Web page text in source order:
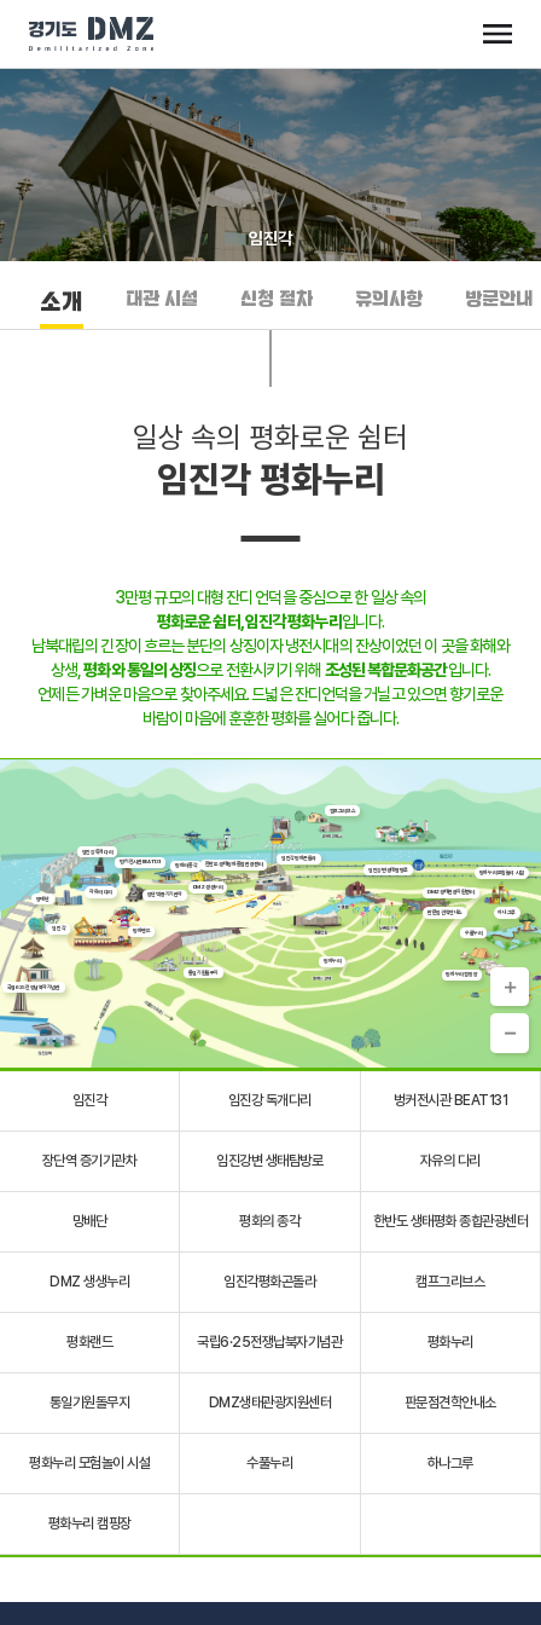
임진각
소개 대관 시설 신청 절차 유의사항 방문안내
일상 속의 평화로운 쉼터
임진각 평화누리
3만평 규모의 대형 잔디 언덕을 중심으로 한 일상 속의
평화로운 쉼터, 임진각 평화누리입니다.
남북대립의 긴장이 흐르는 분단의 상징이자 냉전시대의 잔상이었던 이 곳을 화해와
상생,평화와 통일의 상징으로 전환시키기 위해 조성된 복합문화공간입니다.
언제든 가벼운 마음으로 찾아주세요. 드넓은 잔디언덕을 거닐고 있으면 향기로운
바람이 마음에 훈훈한 평화를 실어다 줍니다.
임진각
임진강 독개다리
벙커전시관 BEAT131
장단역 증기기관차
임진강변 생태탐방로
자유의 다리
망배단
평화의 종각 한반도 생태평화 종합관광센터
DMZ 생생누리
임진각평화곤돌라
캠프그리브스
평화랜드
국립6·25전쟁납북자기념관
평화누리
통일기원돌무지
DMZ생태관광지원센터
판문점견학안내소
평화누리 모험놀이 시설
수풀누리
하나그루
평화누리 캠핑장
임진각 임진강 독개다리 벙커전시관 BEAT131
장단역 증기기관차 임진강변 생태탐방로 자유의 다리
망배단 평화의 종각 한반도 생태평화 종합관광센터
DMZ 생생누리 임진각평화곤돌라 캠프그리브스
평화랜드 국립6·25전쟁납북자기념관 평화누리
통일기원돌무지 DMZ생태관광지원센터 판문점견학안내소
평화누리 모험놀이 시설 수풀누리 하나그루
평화누리 캠핑장